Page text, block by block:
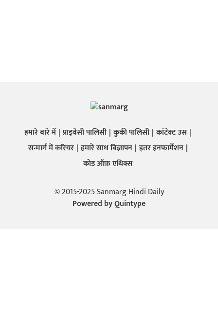
हमारे बारे में प्राइवेसी पालिसी कुकी पालिसी कांटेक्ट उस
सन्मार्ग में करियर हमारे साथ बिज्ञापन इतर इनफार्मेशन
कोड ऑफ़ एथिक्स
© 2015-2025 Sanmarg Hindi Daily
Powered byQuintype